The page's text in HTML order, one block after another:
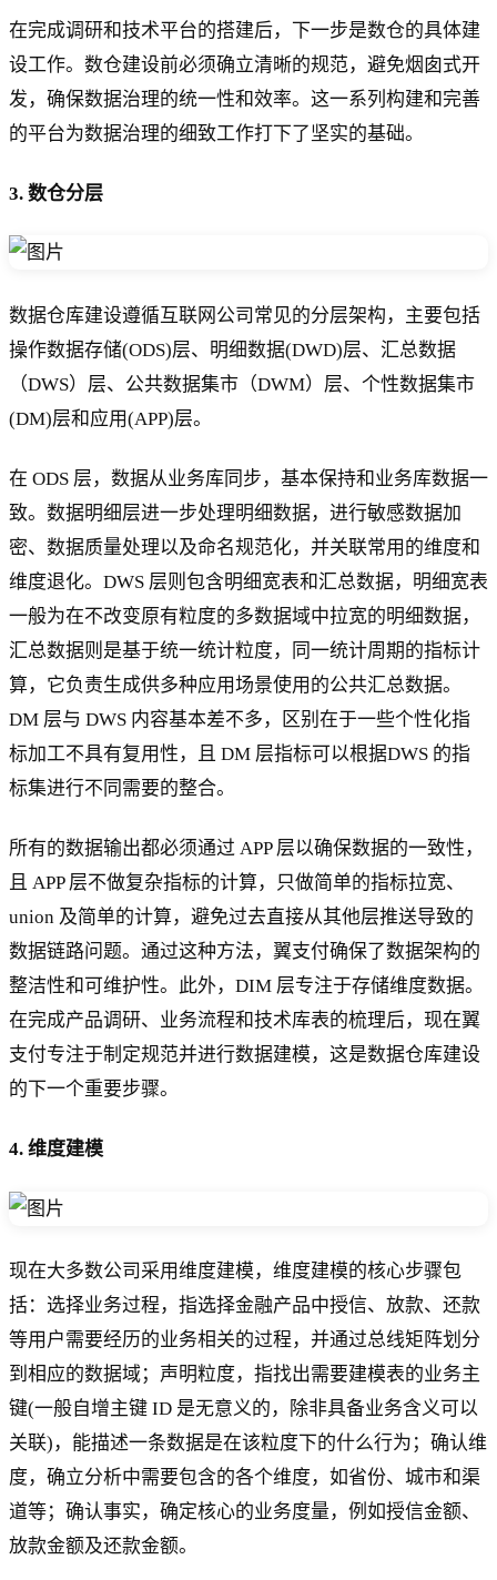
在完成调研和技术平台的搭建后，下一步是数仓的具体建
设工作。数仓建设前必须确立清晰的规范，避免烟囱式开
发，确保数据治理的统一性和效率。这一系列构建和完善
的平台为数据治理的细致工作打下了坚实的基础。
3. 数仓分层
数据仓库建设遵循互联网公司常见的分层架构，主要包括
操作数据存储(ODS)层、明细数据(DWD)层、汇总数据
（DWS）层、公共数据集市（DWM）层、个性数据集市
(DM)层和应用(APP)层。
在 ODS 层，数据从业务库同步，基本保持和业务库数据一
致。数据明细层进一步处理明细数据，进行敏感数据加
密、数据质量处理以及命名规范化，并关联常用的维度和
维度退化。DWS 层则包含明细宽表和汇总数据，明细宽表
一般为在不改变原有粒度的多数据域中拉宽的明细数据，
汇总数据则是基于统一统计粒度，同一统计周期的指标计
算，它负责生成供多种应用场景使用的公共汇总数据。
DM 层与 DWS 内容基本差不多，区别在于一些个性化指
标加工不具有复用性，且 DM 层指标可以根据DWS 的指
标集进行不同需要的整合。
所有的数据输出都必须通过 APP 层以确保数据的一致性，
且 APP 层不做复杂指标的计算，只做简单的指标拉宽、
union 及简单的计算，避免过去直接从其他层推送导致的
数据链路问题。通过这种方法，翼支付确保了数据架构的
整洁性和可维护性。此外，DIM 层专注于存储维度数据。
在完成产品调研、业务流程和技术库表的梳理后，现在翼
支付专注于制定规范并进行数据建模，这是数据仓库建设
的下一个重要步骤。
4. 维度建模
现在大多数公司采用维度建模，维度建模的核心步骤包
括：选择业务过程，指选择金融产品中授信、放款、还款
等用户需要经历的业务相关的过程，并通过总线矩阵划分
到相应的数据域；声明粒度，指找出需要建模表的业务主
键(一般自增主键 ID 是无意义的，除非具备业务含义可以
关联)，能描述一条数据是在该粒度下的什么行为；确认维
度，确立分析中需要包含的各个维度，如省份、城市和渠
道等；确认事实，确定核心的业务度量，例如授信金额、
放款金额及还款金额。